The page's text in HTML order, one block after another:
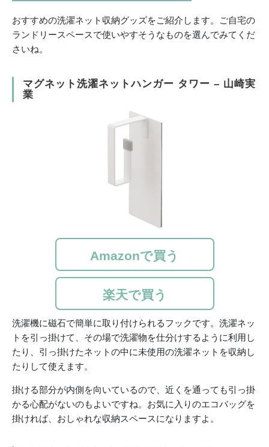
おすすめの洗濯ネット収納グッズをご紹介します。ご自宅の
ランドリースペースで使いやすそうなものを選んでみてくだ
さいね。
マグネット洗濯ネットハンガー タワー – 山崎実
業
Amazonで買う
楽天で買う
洗濯機に磁石で簡単に取り付けられるフックです。洗濯ネッ
トを引っ掛けて、その場で洗濯物を仕分けするように利用し
たり、引っ掛けたネットの中に未使用の洗濯ネットを収納し
たりして使えます。
掛ける部分が内側を向いているので、近くを通っても引っ掛
かる心配がないのもよいですね。お気に入りのエコバッグを
掛ければ、おしゃれな収納スペースになりますよ。